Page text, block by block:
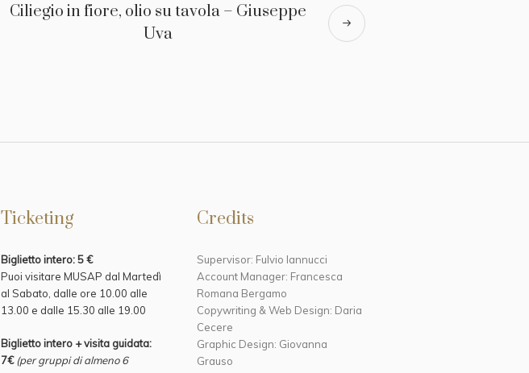
Ciliegio in fiore, olio su tavola – Giuseppe
Uva
Ticketing
Biglietto intero: 5 €
Puoi visitare MUSAP dal Martedì
al Sabato, dalle ore 10.00 alle
13.00 e dalle 15.30 alle 19.00
Biglietto intero + visita guidata:
7€ (per gruppi di almeno 6
Credits
Supervisor: Fulvio Iannucci
Account Manager: Francesca
Romana Bergamo
Copywriting & Web Design: Daria
Cecere
Graphic Design: Giovanna
Grauso